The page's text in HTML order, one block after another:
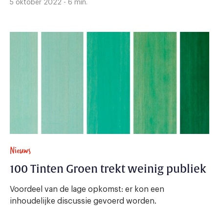
5 oktober 2022 - 6 min.
Nieuws
100 Tinten Groen trekt weinig publiek
Voordeel van de lage opkomst: er kon een
inhoudelijke discussie gevoerd worden.